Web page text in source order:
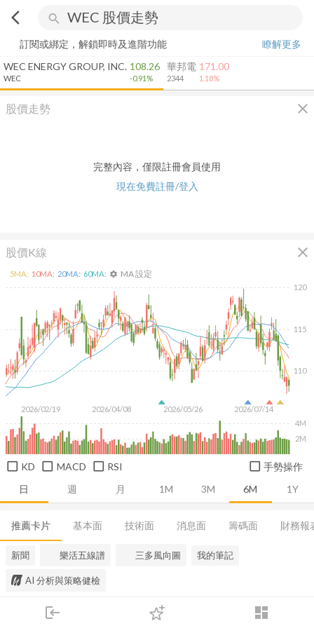
arrow_back_ios search
login dashboard
下單
訂閱或綁定，解鎖即時及進階功能
瞭解更多
WEC ENERGY GROUP, INC.
WEC
108.26
-0.91%
華邦電
2344
171.00
1.18%
股價走勢 close
完整內容，僅限註冊會員使用
現在免費註冊/登入
股價K線 close
日 週 月 1M 3M 6M 1Y
2026/02/19 2026/04/08 2026/05/26 2026/07/14
110
115
120
2M
4M
5MA: 10MA: 20MA: 60MA: settings MA 設定
KD MACD RSI 手勢操作
推薦卡片 基本面 技術面 消息面 籌碼面 財務報
新聞 樂活五線譜 三多風向圖 我的筆記
AI 分析與策略健檢